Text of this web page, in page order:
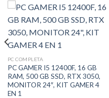
PC COMPLETA
PC GAMER I5 12400F, 16 GB
RAM, 500 GB SSD, RTX 3050,
MONITOR 24″, KIT GAMER 4
EN 1